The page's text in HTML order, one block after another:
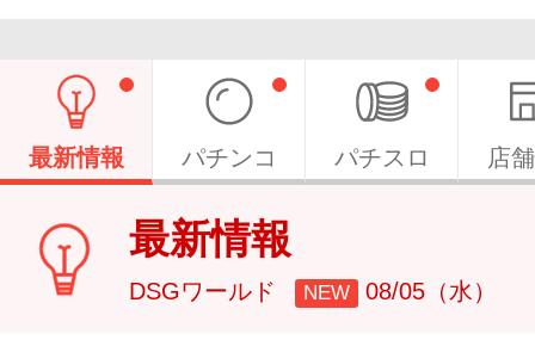
最新情報 パチンコ パチスロ 店
最新情報
DSGワールド NEW 08/05（水）